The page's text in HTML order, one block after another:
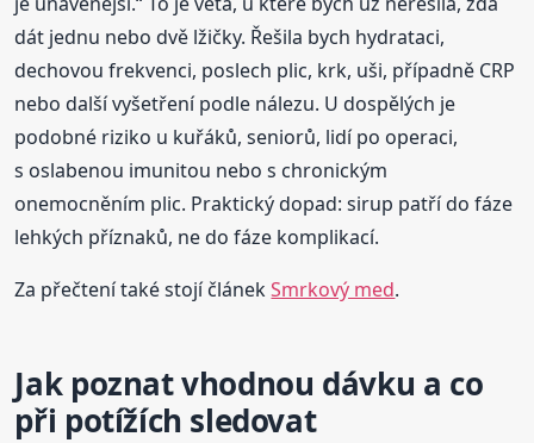
dát jednu nebo dvě lžičky. Řešila bych hydrataci,
dechovou frekvenci, poslech plic, krk, uši, případně CRP
nebo další vyšetření podle nálezu. U dospělých je
podobné riziko u kuřáků, seniorů, lidí po operaci,
s oslabenou imunitou nebo s chronickým
onemocněním plic. Praktický dopad: sirup patří do fáze
lehkých příznaků, ne do fáze komplikací.
Za přečtení také stojí článekSmrkový med.
Jak poznat vhodnou dávku a co
při potížích sledovat